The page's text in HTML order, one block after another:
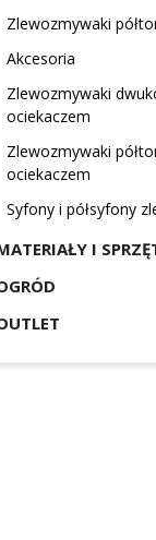
Zlewozmywaki
Akcesoria
Zlewozmywaki
ociekaczem
Zlewozmywaki
ociekaczem
Syfony i półsyfony
I